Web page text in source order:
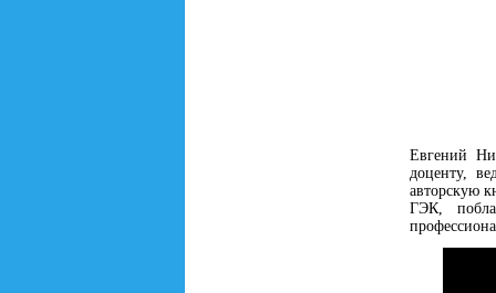
Евгений
доценту,
авторскую
ГЭК,